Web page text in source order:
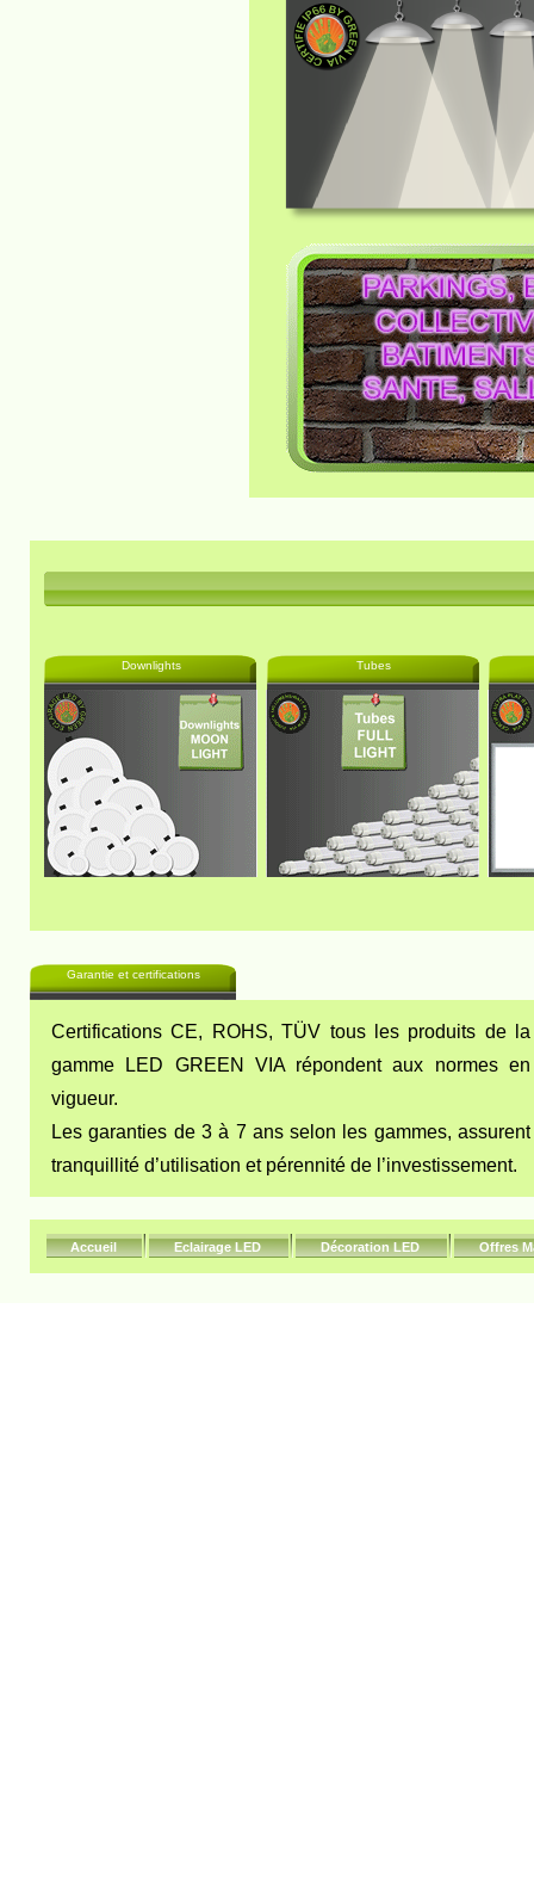
Accueil Eclairage LED Décoration LED Offres
Garantie et certifications
Certifications CE, ROHS, TÜV tous les produits de la
gamme LED GREEN VIA répondent aux normes en
vigueur.
Les garanties de 3 à 7 ans selon les gammes, assurent
tranquillité d’utilisation et pérennité de l’investissement.
Downlights Tubes